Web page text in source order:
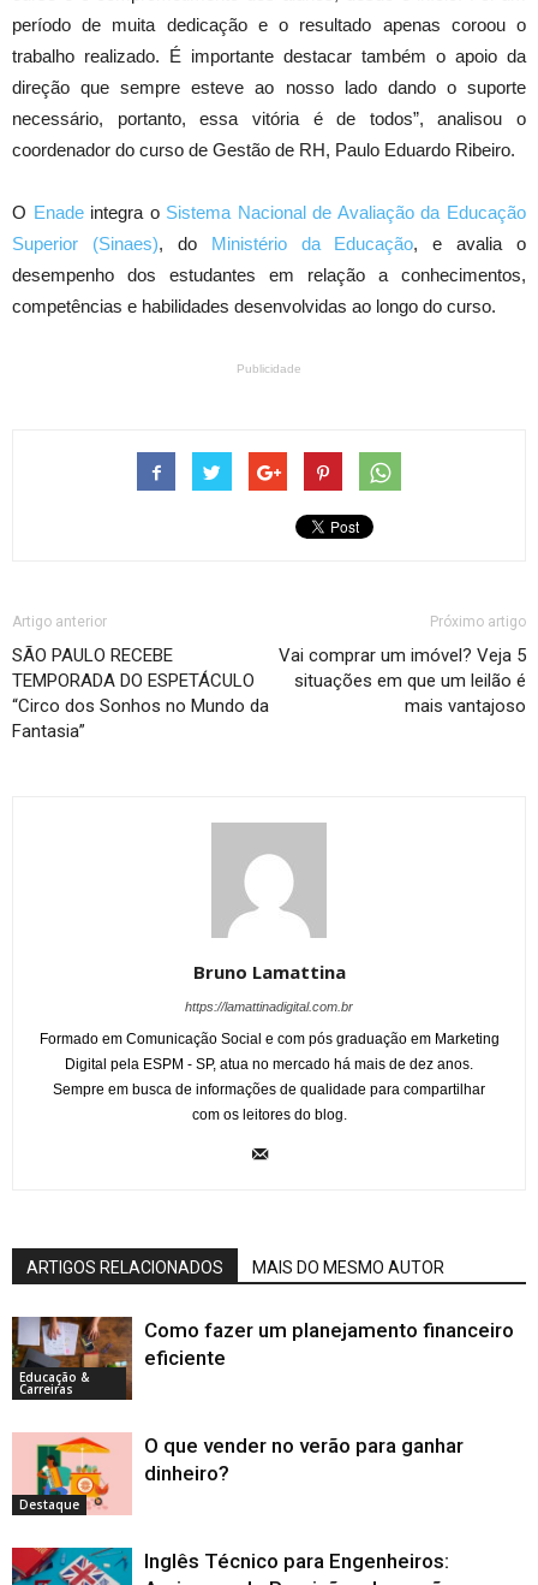
período de muita dedicação e o resultado apenas coroou o
trabalho realizado. É importante destacar também o apoio da
direção que sempre esteve ao nosso lado dando o suporte
necessário, portanto, essa vitória é de todos”, analisou o
coordenador do curso de Gestão de RH, Paulo Eduardo Ribeiro.
O Enadeintegra o Sistema Nacional de Avaliação da Educação
Superior (Sinaes), do Ministério da Educação, e avalia o
desempenho dos estudantes em relação a conhecimentos,
competências e habilidades desenvolvidas ao longo do curso.
Publicidade
Artigo anterior
SÃO PAULO RECEBE
TEMPORADA DO ESPETÁCULO
“Circo dos Sonhos no Mundo da
Fantasia”
Próximo artigo
Vai comprar um imóvel? Veja 5
situações em que um leilão é
mais vantajoso
Bruno Lamattina
https://lamattinadigital.com.br
Formado em Comunicação Social e com pós graduação em Marketing
Digital pela ESPM - SP, atua no mercado há mais de dez anos.
Sempre em busca de informações de qualidade para compartilhar
com os leitores do blog.
ARTIGOS RELACIONADOS MAIS DO MESMO AUTOR
Educação &
Carreiras
Como fazer um planejamento financeiro
eficiente
Destaque
O que vender no verão para ganhar
dinheiro?
Inglês Técnico para Engenheiros: